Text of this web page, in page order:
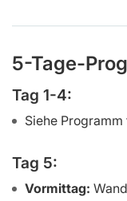
5-Tage-
Tag 1-4:
Siehe
Tag 5:
Vormittag: